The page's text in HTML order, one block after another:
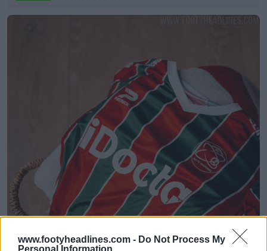
www.footyheadlines.com - Do Not Process My
Personal Information